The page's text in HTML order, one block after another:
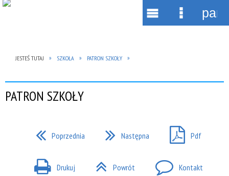
JESTEŚ TUTAJ SZKOŁA PATRON SZKOŁY
PATRON SZKOŁY
Poprzednia Następna Pdf
Drukuj Powrót Kontakt
Wyszukiwarka
Narzędzia
MenuMenu